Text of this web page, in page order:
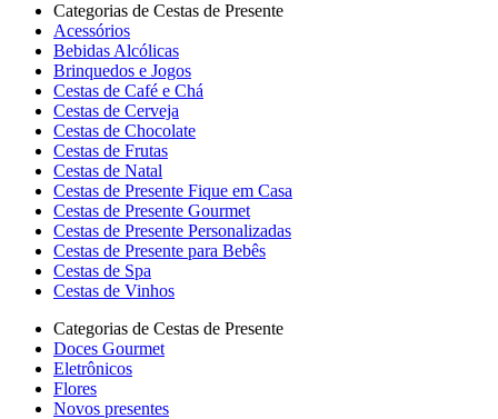
Categorias de Cestas de Presente
Acessórios
Bebidas Alcólicas
Brinquedos e Jogos
Cestas de Café e Chá
Cestas de Cerveja
Cestas de Chocolate
Cestas de Frutas
Cestas de Natal
Cestas de Presente Fique em Casa
Cestas de Presente Gourmet
Cestas de Presente Personalizadas
Cestas de Presente para Bebês
Cestas de Spa
Cestas de Vinhos
Categorias de Cestas de Presente
Doces Gourmet
Eletrônicos
Flores
Novos presentes